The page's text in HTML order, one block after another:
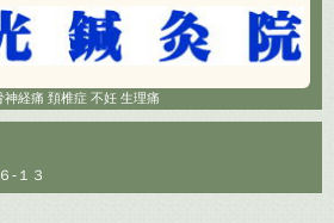
神経痛 頚椎症 不妊 生理痛
-１３